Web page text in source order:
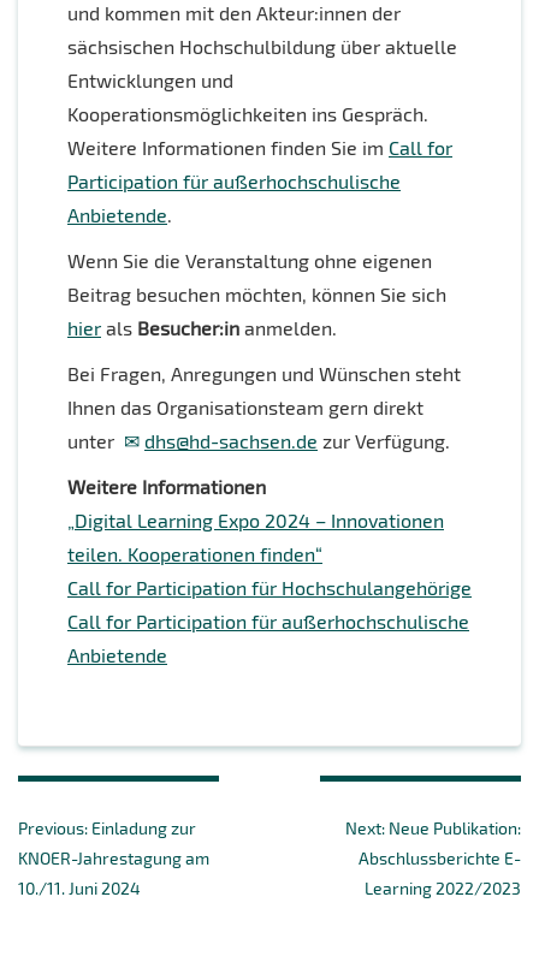
und kommen mit den Akteur:innen der
sächsischen Hochschulbildung über aktuelle
Entwicklungen und
Kooperationsmöglichkeiten ins Gespräch.
Weitere Informationen finden Sie im Call for
Participation für außerhochschulische
Anbietende.
Wenn Sie die Veranstaltung ohne eigenen
Beitrag besuchen möchten, können Sie sich
hier als Besucher:in anmelden.
Bei Fragen, Anregungen und Wünschen steht
Ihnen das Organisationsteam gern direkt
unter
dhs@hd-sachsen.de zur Verfügung.
Weitere Informationen
„Digital Learning Expo 2024 – Innovationen
teilen. Kooperationen finden“
Call for Participation für Hochschulangehörige
Call for Participation für außerhochschulische
Anbietende
Previous: Previous
post:
Einladung zur
KNOER-Jahrestagung am
10./11. Juni 2024
Next: Next
post:
Neue Publikation:
Abschlussberichte E-
Learning 2022/2023